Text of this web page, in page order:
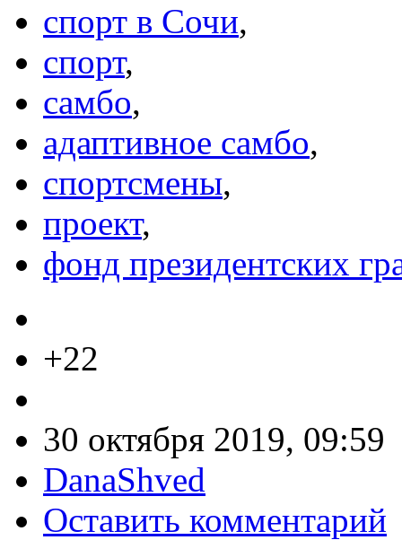
спорт в Сочи,
спорт,
самбо,
адаптивное самбо,
спортсмены,
проект,
фонд президентских
+22
30 октября 2019, 09:59
DanaShved
Оставить комментарий